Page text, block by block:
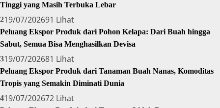
Tinggi yang Masih Terbuka Lebar
219/07/202691 Lihat
Peluang Ekspor Produk dari Pohon Kelapa: Dari Buah hingga
Sabut, Semua Bisa Menghasilkan Devisa
319/07/202681 Lihat
Peluang Ekspor Produk dari Tanaman Buah Nanas, Komoditas
Tropis yang Semakin Diminati Dunia
419/07/202672 Lihat